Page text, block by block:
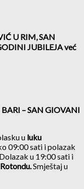
U RIM, SAN
JUBILEJA već
– SAN GIOVANI
u luku
09:00 sati i polazak
u 19:00 sati i
Smještaj u